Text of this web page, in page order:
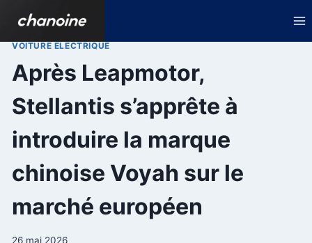
contenu
VOITURE ELECTRIQUE
Après Leapmotor,
Stellantis s’apprête à
introduire la marque
chinoise Voyah sur le
marché européen
26 mai 2026